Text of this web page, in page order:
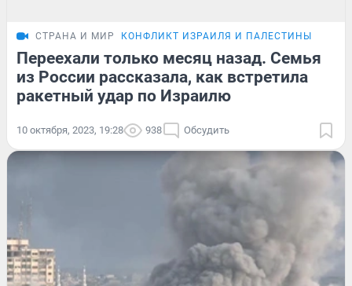
СТРАНА И МИР КОНФЛИКТ ИЗРАИЛЯ И ПАЛЕСТИНЫ
Переехали только месяц назад. Семья
из России рассказала, как встретила
ракетный удар по Израилю
10 октября, 2023, 19:28 938 Обсудить